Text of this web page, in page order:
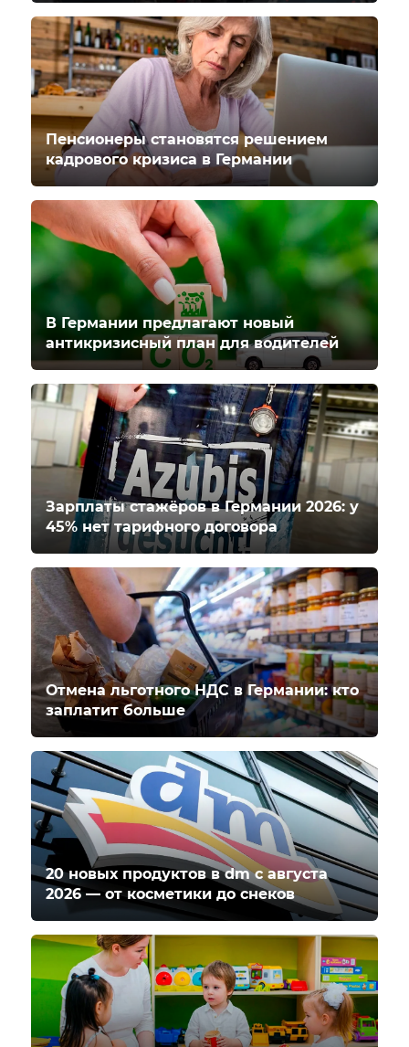
Пенсионеры становятся решением
кадрового кризиса в Германии
В Германии предлагают новый
антикризисный план для водителей
Зарплаты стажёров в Германии 2026: у
45% нет тарифного договора
Отмена льготного НДС в Германии: кто
заплатит больше
20 новых продуктов в dm с августа
2026 — от косметики до снеков